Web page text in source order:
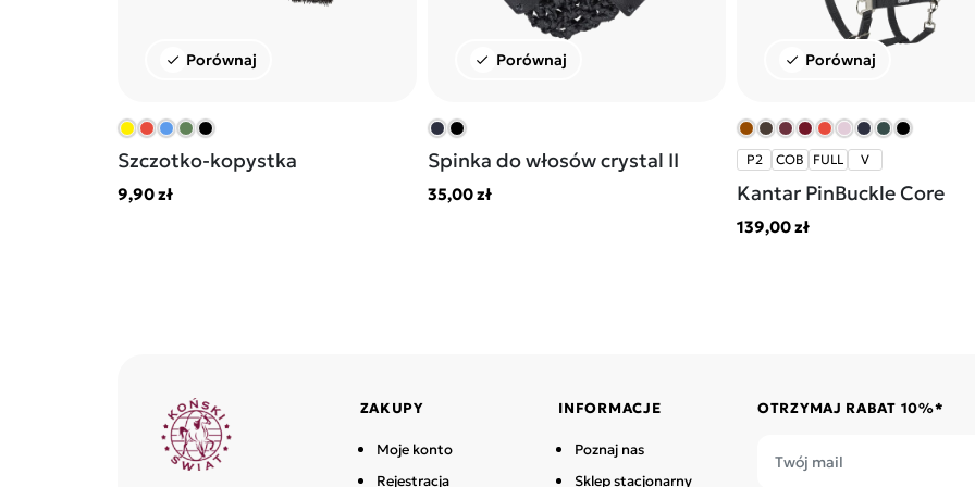
check Porównaj
Szczotko-kopystka
9,90 zł
check Porównaj
Spinka do włosów crystal II
35,00 zł
check Porównaj
P2 COB FULL V
Kantar PinBuckle Core
139,00 zł
ZAKUPY
Moje konto
Rejestracja
INFORMACJE
Poznaj nas
Sklep stacjonarny
OTRZYMAJ RABAT 10%*